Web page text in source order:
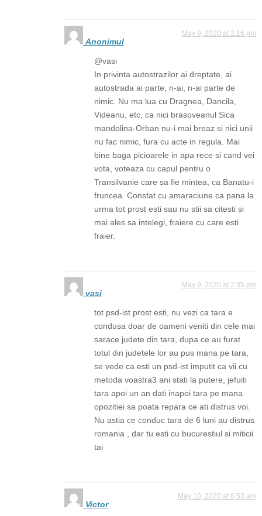
Anonimul
May 9, 2020 at 2:16 pm
@vasi
In privinta autostrazilor ai dreptate, ai
autostrada ai parte, n-ai, n-ai parte de
nimic. Nu ma lua cu Dragnea, Dancila,
Videanu, etc, ca nici brasoveanul Sica
mandolina-Orban nu-i mai breaz si nici unii
nu fac nimic, fura cu acte in regula. Mai
bine baga picioarele in apa rece si cand vei
vota, voteaza cu capul pentru o
Transilvanie care sa fie mintea, ca Banatu-i
fruncea. Constat cu amaraciune ca pana la
urma tot prost esti sau nu stii sa citesti si
mai ales sa intelegi, fraiere cu care esti
fraier.
vasi
May 9, 2020 at 2:35 pm
tot psd-ist prost esti, nu vezi ca tara e
condusa doar de oameni veniti din cele mai
sarace judete din tara, dupa ce au furat
totul din judetele lor au pus mana pe tara,
se vede ca esti un psd-ist imputit ca vii cu
metoda voastra3 ani stati la putere, jefuiti
tara apoi un an dati inapoi tara pe mana
opozitiei sa poata repara ce ati distrus voi.
Nu astia ce conduc tara de 6 luni au distrus
romania , dar tu esti cu bucurestiul si miticii
tai
Victor
May 10, 2020 at 6:53 am